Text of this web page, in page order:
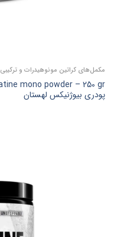
مکمل‌های کراتین مونوهیدرات و ترکیبی
پودری بیوژنیکس لهستان